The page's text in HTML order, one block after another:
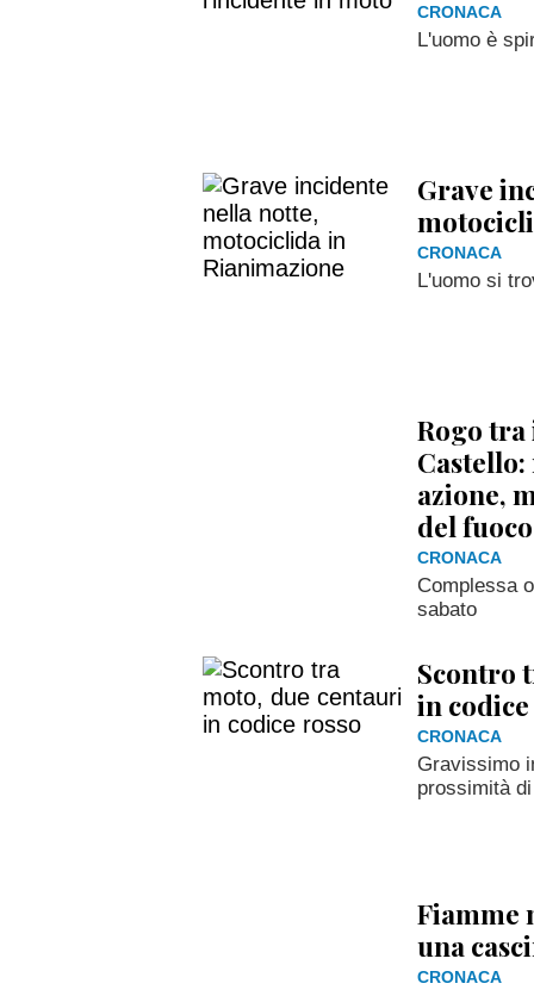
CRONACA
L'uomo è
Grave
CRONACA
L'uomo si
Rogo tra
azione,
del fuoco
CRONACA
Complessa
sabato
Scontro
in
CRONACA
Gravissimo
prossimità
Fiamme
una
CRONACA